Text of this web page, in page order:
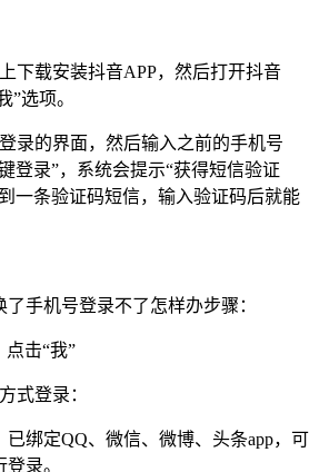
下载安装抖音APP，然后打开抖音
”选项。
录的界面，然后输入之前的手机号
登录”，系统会提示“获得短信验证
一条验证码短信，输入验证码后就能
手机号登录不了怎样办步骤：
点击“我”
式登录：
绑定QQ、微信、微博、头条app，可
录。